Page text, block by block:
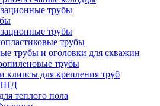
трубы
трубы
трубы
трубы и оголовки для скважин
трубы
клипсы для крепления труб
теплого пола